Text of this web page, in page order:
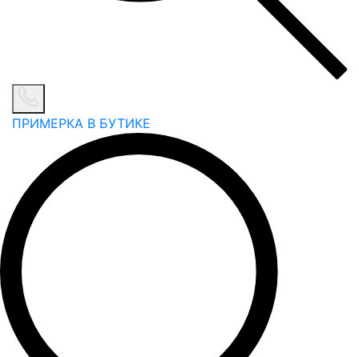
ПРИМЕРКА В БУТИКЕ